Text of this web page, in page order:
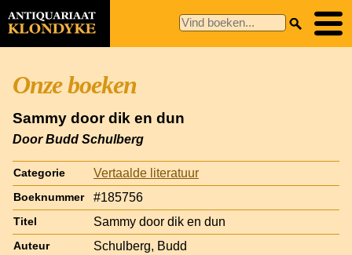
Onze boeken
Sammy door dik en dun
Door Budd Schulberg
Categorie Vertaalde literatuur
Boeknummer #185756
Titel Sammy door dik en dun
Auteur Schulberg, Budd